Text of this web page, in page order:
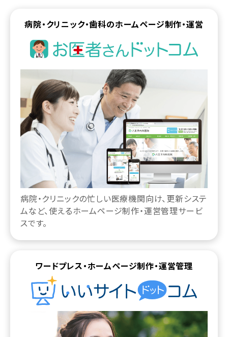
病院・クリニック・歯科のホームページ制作・運営
病院・クリニックの忙しい医療機関向け、更新システ
ムなど、使えるホームページ制作・運営管理サービ
スです。
ワードプレス・ホームページ制作・運営管理